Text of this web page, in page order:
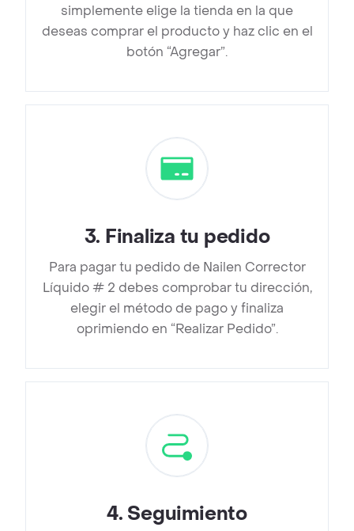
simplemente elige la tienda en la que
deseas comprar el producto y haz clic en el
botón “Agregar”.
3. Finaliza tu pedido
Para pagar tu pedido de Nailen Corrector
Líquido # 2 debes comprobar tu dirección,
elegir el método de pago y finaliza
oprimiendo en “Realizar Pedido”.
4. Seguimiento